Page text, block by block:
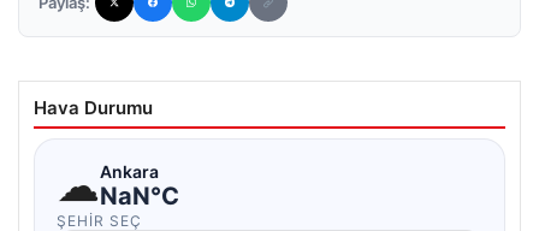
Hava Durumu
☁Ankara
NaN°C
ŞEHIR SEÇ